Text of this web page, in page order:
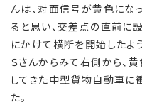
んは、対面信号が黄色にな
ると思い、交差点の直前に
にかけて横断を開始したよ
Ｓさんからみて右側から、
してきた中型貨物自動車に
た。